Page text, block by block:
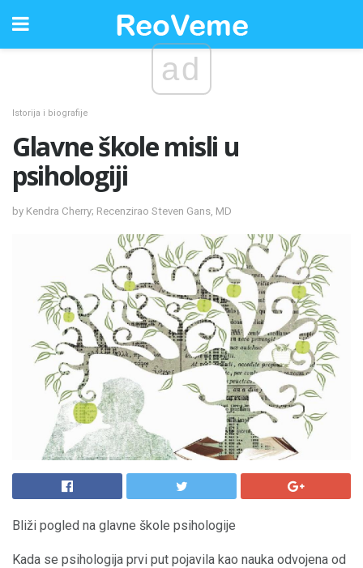
ad
Istorija i biografije
Glavne škole misli u
psihologiji
by Kendra Cherry; Recenzirao Steven Gans, MD
Bliži pogled na glavne škole psihologije
Kada se psihologija prvi put pojavila kao nauka odvojena od